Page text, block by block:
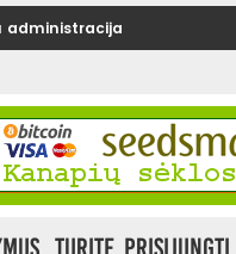
administracija